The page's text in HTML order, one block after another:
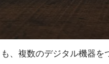
も、複数のデジタル機器を